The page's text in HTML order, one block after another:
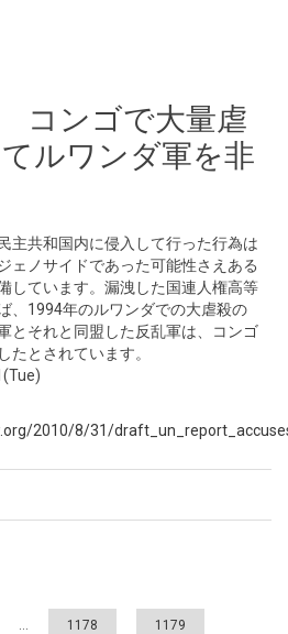
コンゴで大量虐
ルワンダ軍を非
主共和国内に侵入して行った行為は
ェノサイドであった可能性さえある
しています。漏洩した国連人権高等
、1994年のルワンダでの大虐殺の
とそれと同盟した反乱軍は、コンゴ
たとされています。
2010/8/31/
… 1178 1179